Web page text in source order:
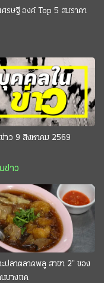
รษฐี องค์ Top 5 สมราคา
าว 9 สิงหาคม 2569
ข่าว
ะปลาตลาดพลู สาขา 2” ของ
บางแค